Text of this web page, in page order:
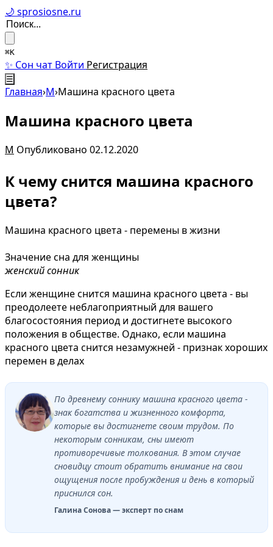
🌙 sprosiosne.ru
⌘K
✨ Сон чат Войти Регистрация
☰
Главная›М›Машина красного цвета
Машина красного цвета
М Опубликовано 02.12.2020
К чему снится машина красного
цвета?
Машина красного цвета - перемены в жизни
Значение сна для женщины
женский сонник
Если женщине снится машина красного цвета - вы
преодолеете неблагоприятный для вашего
благосостояния период и достигнете высокого
положения в обществе. Однако, если машина
красного цвета снится незамужней - признак хороших
перемен в делах
По древнему соннику машина красного цвета -
знак богатства и жизненного комфорта,
которые вы достигнете своим трудом. По
некоторым сонникам, сны имеют
противоречивые толкования. В этом случае
сновидцу стоит обратить внимание на свои
ощущения после пробуждения и день в который
приснился сон.
Галина Сонова — эксперт по снам